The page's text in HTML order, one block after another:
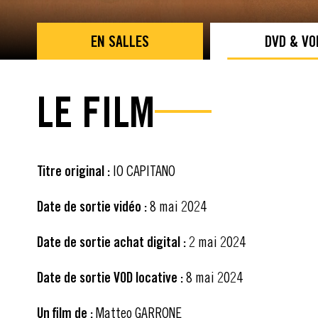
EN SALLES DVD &
LE FILM
Titre original : IO CAPITANO
Date de sortie vidéo :8 mai 2024
Date de sortie achat digital : 2 mai 2024
Date de sortie VOD locative :8 mai 2024
Un film de :Matteo GARRONE